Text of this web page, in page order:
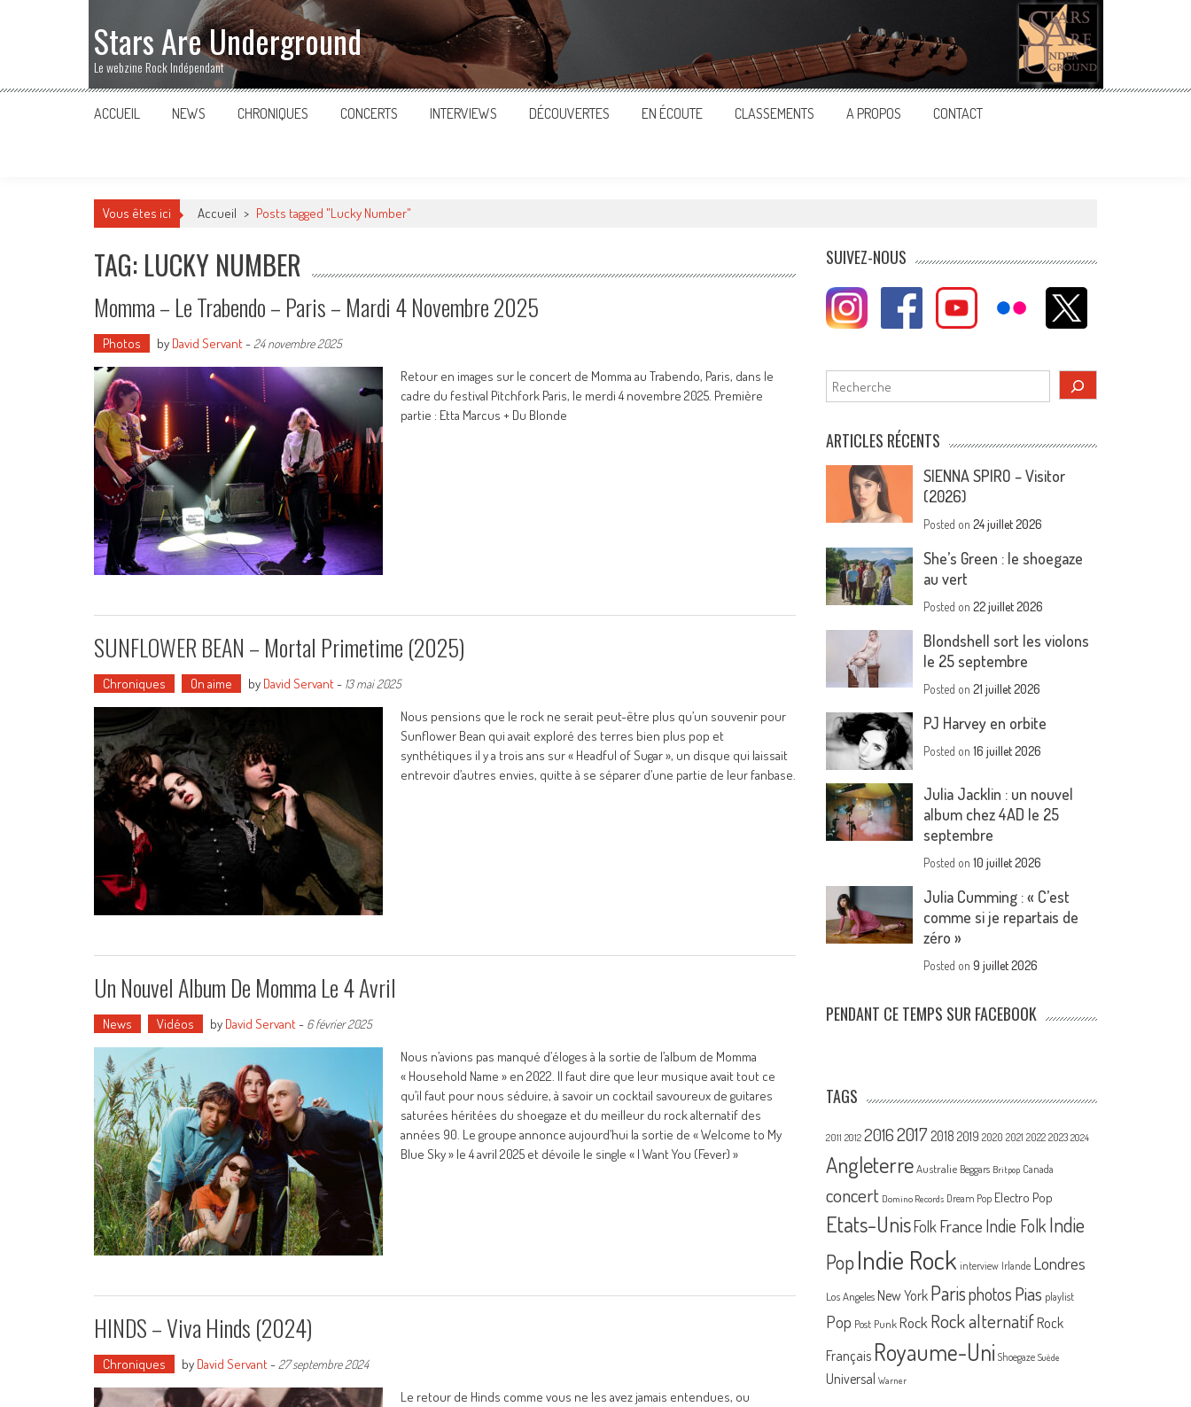
Stars Are Underground
Le webzine Rock Indépendant
ACCUEIL NEWS CHRONIQUES CONCERTS INTERVIEWS DÉCOUVERTES EN ÉCOUTE CLASSEMENTS A PROPOS CONTACT
Vous êtes ici Accueil > Posts tagged "Lucky Number"
TAG: LUCKY NUMBER
Momma – Le Trabendo – Paris – Mardi 4 Novembre 2025
Photos by David Servant- 24 novembre 2025
Retour en images sur le concert de Momma au Trabendo, Paris, dans le
cadre du festival Pitchfork Paris, le merdi 4 novembre 2025. Première
partie : Etta Marcus + Du Blonde
SUNFLOWER BEAN – Mortal Primetime (2025)
Chroniques On aime by David Servant- 13 mai 2025
Nous pensions que le rock ne serait peut-être plus qu’un souvenir pour
Sunflower Bean qui avait exploré des terres bien plus pop et
synthétiques il y a trois ans sur « Headful of Sugar », un disque qui laissait
entrevoir d’autres envies, quitte à se séparer d’une partie de leur fanbase.
Un Nouvel Album De Momma Le 4 Avril
News Vidéos by David Servant- 6 février 2025
Nous n’avions pas manqué d’éloges à la sortie de l’album de Momma
« Household Name » en 2022. Il faut dire que leur musique avait tout ce
qu’il faut pour nous séduire, à savoir un cocktail savoureux de guitares
saturées héritées du shoegaze et du meilleur du rock alternatif des
années 90. Le groupe annonce aujourd’hui la sortie de « Welcome to My
Blue Sky » le 4 avril 2025 et dévoile le single « I Want You (Fever) »
HINDS – Viva Hinds (2024)
Chroniques by David Servant- 27 septembre 2024
Le retour de Hinds comme vous ne les avez jamais entendues, ou
SUIVEZ-NOUS
Rechercher
ARTICLES RÉCENTS
SIENNA SPIRO – Visitor
(2026)
Posted on24 juillet 2026
She’s Green : le shoegaze
au vert
Posted on22 juillet 2026
Blondshell sort les violons
le 25 septembre
Posted on21 juillet 2026
PJ Harvey en orbite
Posted on16 juillet 2026
Julia Jacklin : un nouvel
album chez 4AD le 25
septembre
Posted on10 juillet 2026
Julia Cumming : « C’est
comme si je repartais de
zéro »
Posted on9 juillet 2026
PENDANT CE TEMPS SUR FACEBOOK
TAGS
2011 2012 20162017 2018 2019 2020 2021 2022 2023 2024
Angleterre Australie Beggars Britpop Canada
concert Domino Records Dream Pop Electro Pop
Etats-UnisFolk France Indie FolkIndie
PopIndie Rock interview Irlande Londres
Los Angeles New York Parisphotos Pias playlist
Pop Post Punk Rock Rock alternatif Rock
Français Royaume-Uni Shoegaze Suède
Universal Warner